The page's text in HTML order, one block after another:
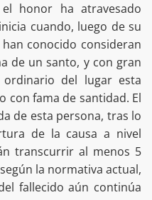
honor ha atravesado
cuando, luego de su
conocido consideran
de un santo, y con gran
del lugar esta
con fama de santidad. El
de esta persona, tras lo
de la causa a nivel
transcurrir al menos 5
la normativa actual,
fallecido aún continúa